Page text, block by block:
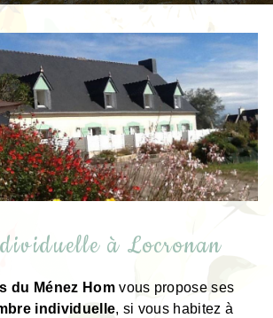
à Locronan
du Ménez Homvous propose ses
individuelle, si vous habitez à